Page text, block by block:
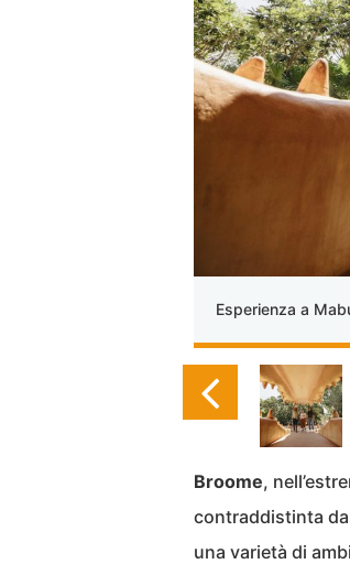
Esperienza a
Broome,
contraddistinta
una varietà di